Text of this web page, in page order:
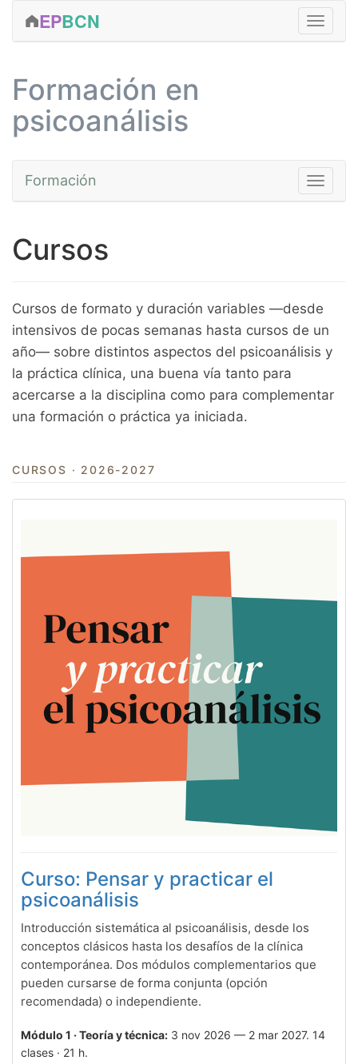
EPBCN
CLÍNICA
ACTIVIDADES
SERVICIOS
CONTACTAR
Formación en
psicoanálisis
Toggle
Formación
Fundamentos
Prácticas
Talleres
Servicios
Equipo
Cursos
Cursos de formato y duración variables —desde
intensivos de pocas semanas hasta cursos de un
año— sobre distintos aspectos del psicoanálisis y
la práctica clínica, una buena vía tanto para
acercarse a la disciplina como para complementar
una formación o práctica ya iniciada.
CURSOS · 2026-2027
Curso: Pensar y practicar el
psicoanálisis
Introducción sistemática al psicoanálisis, desde los
conceptos clásicos hasta los desafíos de la clínica
contemporánea. Dos módulos complementarios que
pueden cursarse de forma conjunta (opción
recomendada) o independiente.
Módulo 1 · Teoría y técnica: 3 nov 2026 — 2 mar 2027. 14
clases · 21 h.